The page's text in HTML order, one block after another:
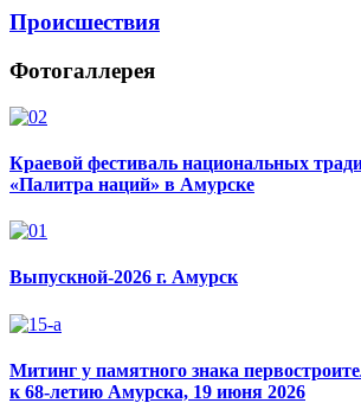
Происшествия
Фотогаллерея
Краевой фестиваль национальных
«Палитра наций» в Амурске
Выпускной-2026 г. Амурск
Митинг у памятного знака
к 68-летию Амурска, 19 июня 2026